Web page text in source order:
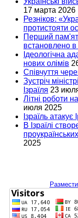
17 марта 2026
Резніков:
протистояти
Перший
встановлено в
Ідеологічна
нових олімів
Співчуття
Зустріч
Ізраїля 23
Літні роботи
июля 2025
Ізраїль атакує
В Ізраїлі
2025